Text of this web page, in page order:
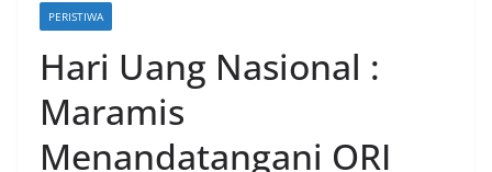
PERISTIWA
Hari Uang Nasional :
Maramis
Menandatangani ORI